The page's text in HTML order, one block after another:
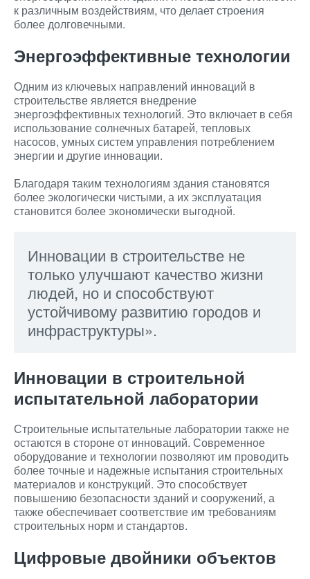
к различным воздействиям, что делает строения
более долговечными.
Энергоэффективные технологии
Одним из ключевых направлений инноваций в
строительстве является внедрение
энергоэффективных технологий. Это включает в себя
использование солнечных батарей, тепловых
насосов, умных систем управления потреблением
энергии и другие инновации.
Благодаря таким технологиям здания становятся
более экологически чистыми, а их эксплуатация
становится более экономически выгодной.
Инновации в строительстве не
только улучшают качество жизни
людей, но и способствуют
устойчивому развитию городов и
инфраструктуры».
Инновации в строительной
испытательной лаборатории
Строительные испытательные лаборатории также не
остаются в стороне от инноваций. Современное
оборудование и технологии позволяют им проводить
более точные и надежные испытания строительных
материалов и конструкций. Это способствует
повышению безопасности зданий и сооружений, а
также обеспечивает соответствие им требованиям
строительных норм и стандартов.
Цифровые двойники объектов